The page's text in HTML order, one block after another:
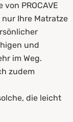
PROCAVE
Ihre Matratze
und
im Weg.
zudem
die leicht